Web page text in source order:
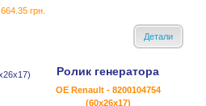
664.35 грн.
Детали
Ролик генератора
OE Renault - 8200104754
(60x26x17)